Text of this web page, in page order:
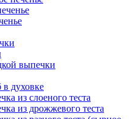
выпечки
духовке
из слоеного теста
из дрожжевого теста